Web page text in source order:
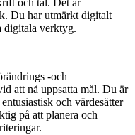
och tal. Det är
Du har utmärkt digitalt
digitala verktyg.
-och
att nå uppsatta mål. Du är
och värdesätter
på att planera och